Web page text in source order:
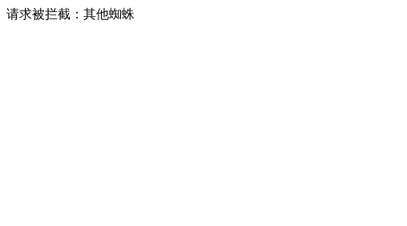
请求被拦截：其他蜘蛛